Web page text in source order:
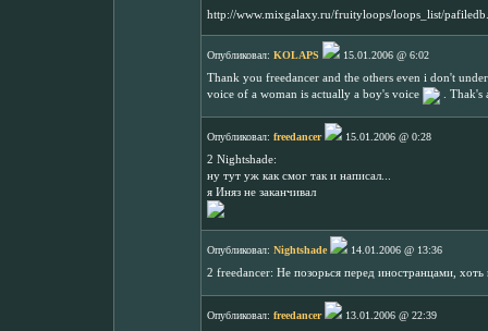
http://www.mixgalaxy.ru/fruityloops/loops_list/
Опубликовал: KOLAPS
15.01.2006 @ 6:02
Thank you freedancer and the others even i don't
voice of a woman is actually a boy's voice
. Thak's
Опубликовал: freedancer
15.01.2006 @ 0:28
2 Nightshade:
ну тут уж как смог так и написал...
я Иняз не заканчивал
Опубликовал: Nightshade
14.01.2006 @ 13:36
2 freedancer: Не позорься перед иностранцами,
Опубликовал: freedancer
13.01.2006 @ 22:39